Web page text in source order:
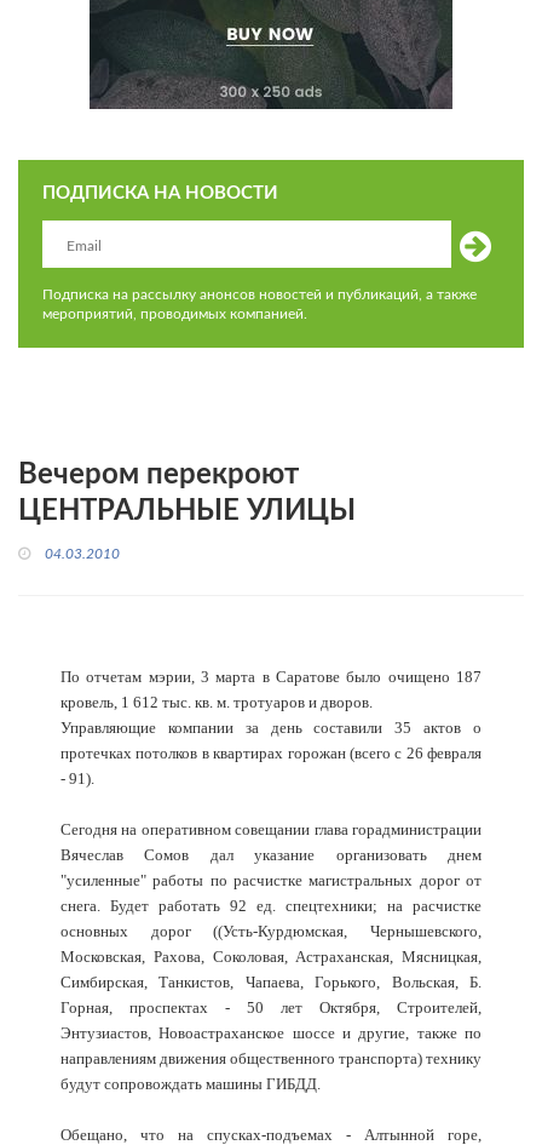
ПОДПИСКА НА НОВОСТИ
Подписка на рассылку анонсов новостей и публикаций, а также
мероприятий, проводимых компанией.
Вечером перекроют
ЦЕНТРАЛЬНЫЕ УЛИЦЫ
04.03.2010
По отчетам мэрии, 3 марта в Саратове было очищено 187
кровель, 1 612 тыс. кв. м. тротуаров и дворов.
Управляющие компании за день составили 35 актов о
протечках потолков в квартирах горожан (всего с 26 февраля
- 91).
Сегодня на оперативном совещании глава горадминистрации
Вячеслав Сомов дал указание организовать днем
"усиленные" работы по расчистке магистральных дорог от
снега. Будет работать 92 ед. спецтехники; на расчистке
основных дорог ((Усть-Курдюмская, Чернышевского,
Московская, Рахова, Соколовая, Астраханская, Мясницкая,
Симбирская, Танкистов, Чапаева, Горького, Вольская, Б.
Горная, проспектах - 50 лет Октября, Строителей,
Энтузиастов, Новоастраханское шоссе и другие, также по
направлениям движения общественного транспорта) технику
будут сопровождать машины ГИБДД.
Обещано, что на спусках-подъемах - Алтынной горе,